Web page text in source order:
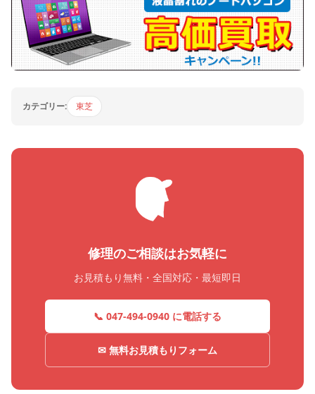
カテゴリー: 東芝
修理のご相談はお気軽に
お見積もり無料・全国対応・最短即日
📞 047-494-0940 に電話する
✉ 無料お見積もりフォーム